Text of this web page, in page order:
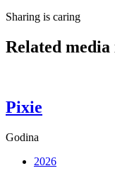
Sharing is caring
Related media
Pixie
Godina
2026